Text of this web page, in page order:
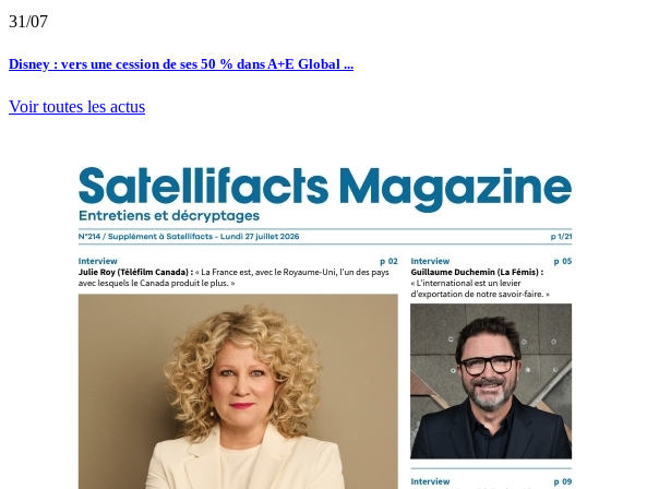
31/07
Disney : vers une cession de ses 50 % dans A+E Global ...
Voir toutes les actus